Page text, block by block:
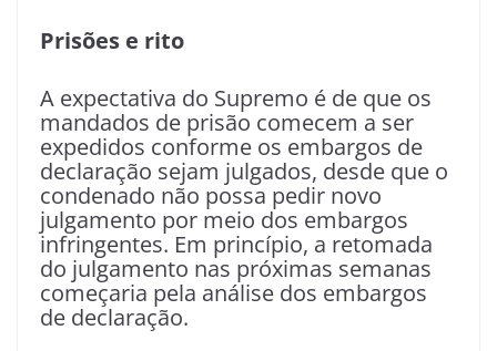
Prisões e rito
A expectativa do Supremo é de que os
mandados de prisão comecem a ser
expedidos conforme os embargos de
declaração sejam julgados, desde que o
condenado não possa pedir novo
julgamento por meio dos embargos
infringentes. Em princípio, a retomada
do julgamento nas próximas semanas
começaria pela análise dos embargos
de declaração.